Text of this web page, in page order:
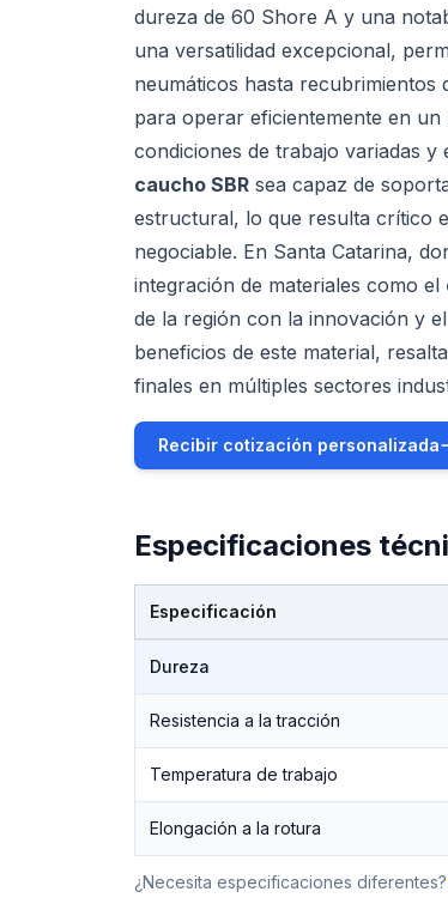
dureza de 60 Shore A y una
una versatilidad excepcional,
neumáticos hasta recubrimientos
para operar eficientemente en
condiciones de trabajo variadas
caucho SBR sea capaz de
estructural, lo que resulta crítico
negociable. En Santa Catarina,
integración de materiales como el
de la región con la innovación y
beneficios de este material,
finales en múltiples sectores
Recibir cotización personalizada
Especificaciones
Especificación
Dureza
Resistencia a la tracción
Temperatura de trabajo
Elongación a la rotura
¿Necesita especificaciones diferentes?